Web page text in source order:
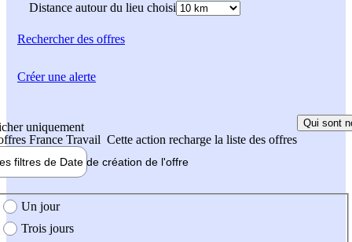
Distance autour du lieu choisi
Rechercherdes offres
uniquement
France Travail Cette action recharge la liste des offres
Qui sont
filtres de Date de création de l'offre
création de l'offre
Un jour
Trois jours
Créer une alerte